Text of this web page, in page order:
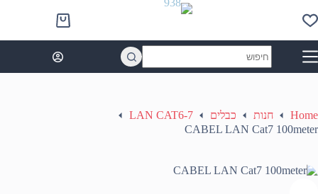
to
content
Shopping
cart
results
Home חנות כבלים
LAN CAT6-7
CABEL LAN Cat7 100meter